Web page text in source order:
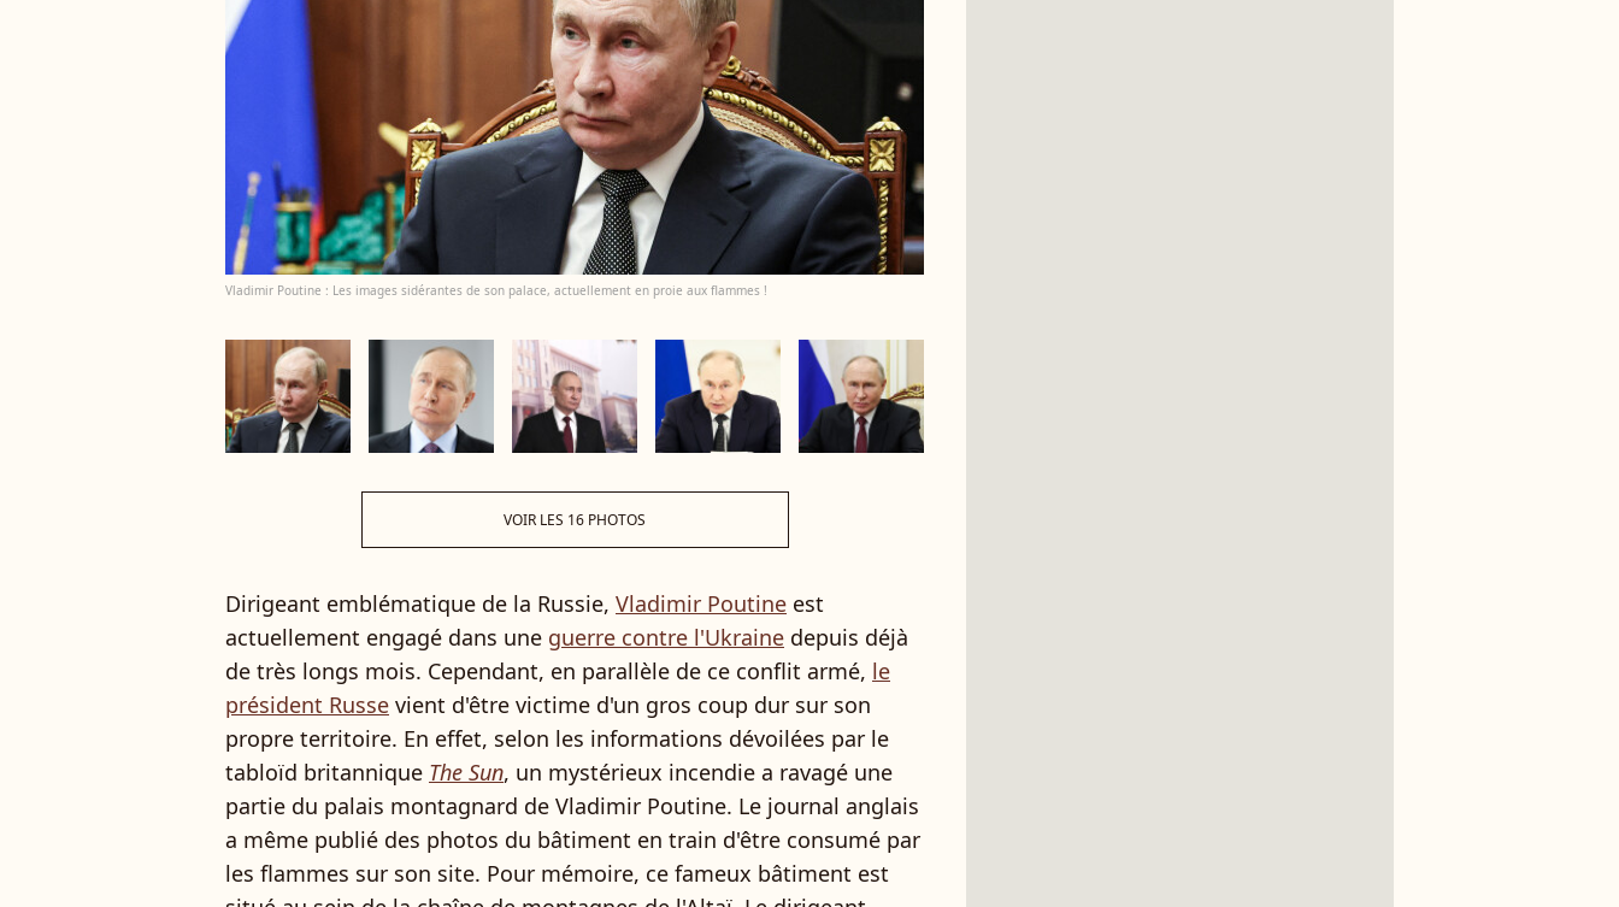
Vladimir Poutine : Les images sidérantes de son palace, actuellement en proie aux flammes !
VOIR LES 16 PHOTOS
Dirigeant emblématique de la Russie, Vladimir Poutine est
actuellement engagé dans une guerre contre l'Ukraine depuis déjà
de très longs mois. Cependant, en parallèle de ce conflit armé, le
président Russe vient d'être victime d'un gros coup dur sur son
propre territoire. En effet, selon les informations dévoilées par le
tabloïd britannique The Sun, un mystérieux incendie a ravagé une
partie du palais montagnard de Vladimir Poutine. Le journal anglais
a même publié des photos du bâtiment en train d'être consumé par
les flammes sur son site. Pour mémoire, ce fameux bâtiment est